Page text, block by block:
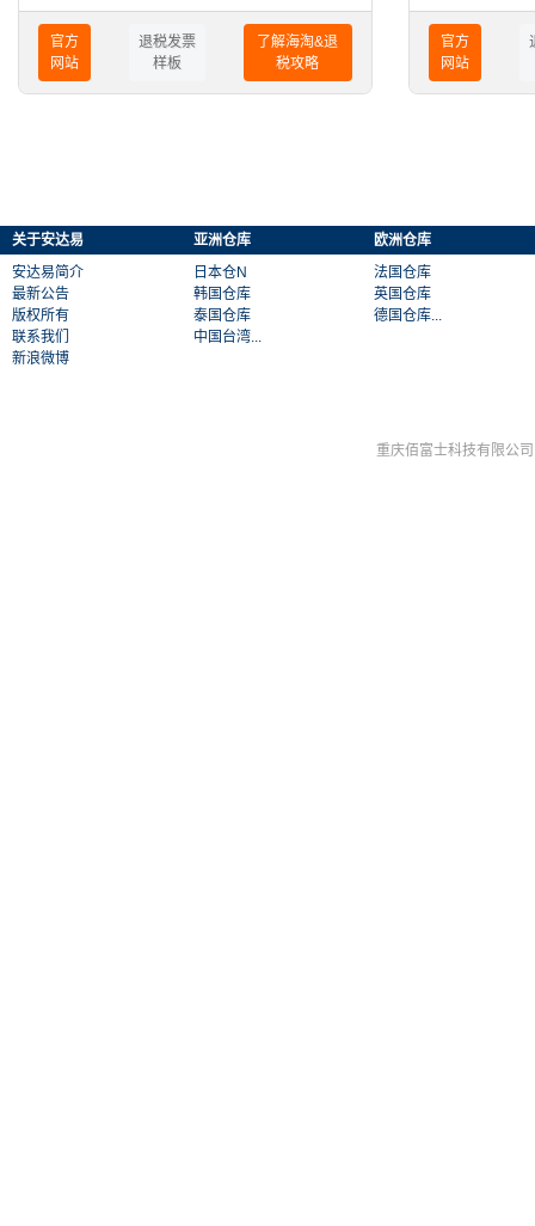
官方
网站
退税发票
样板
了解海淘&退
税攻略
官方
网站
关于安达易
安达易简介
最新公告
版权所有
联系我们
新浪微博
亚洲仓库
日本仓N
韩国仓库
泰国仓库
中国台湾...
欧洲仓库
法国仓库
英国仓库
德国仓库...
重庆佰富士科技有限公